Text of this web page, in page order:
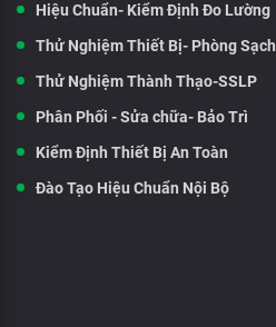
Hiệu Chuẩn- Kiểm Định Đo Lường
Thử Nghiệm Thiết Bị- Phòng Sạch
Thử Nghiệm Thành Thạo-SSLP
Phân Phối - Sửa chữa- Bảo Trì
Kiểm Định Thiết Bị An Toàn
Đào Tạo Hiệu Chuẩn Nội Bộ